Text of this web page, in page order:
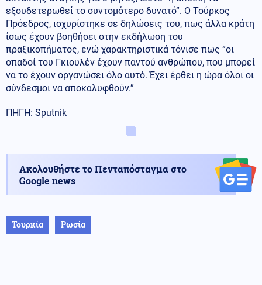
εξουδετερωθεί το συντομότερο δυνατό”. Ο Τούρκος
Πρόεδρος, ισχυρίστηκε σε δηλώσεις του, πως άλλα κράτη
ίσως έχουν βοηθήσει στην εκδήλωση του
πραξικοπήματος, ενώ χαρακτηριστικά τόνισε πως “οι
οπαδοί του Γκιουλέν έχουν παντού ανθρώπου, που μπορεί
να το έχουν οργανώσει όλο αυτό. Έχει έρθει η ώρα όλοι οι
σύνδεσμοι να αποκαλυφθούν.”
ΠΗΓΗ: Sputnik
Ακολουθήστε το Πενταπόσταγμα στο
Google news
Τουρκία Ρωσία